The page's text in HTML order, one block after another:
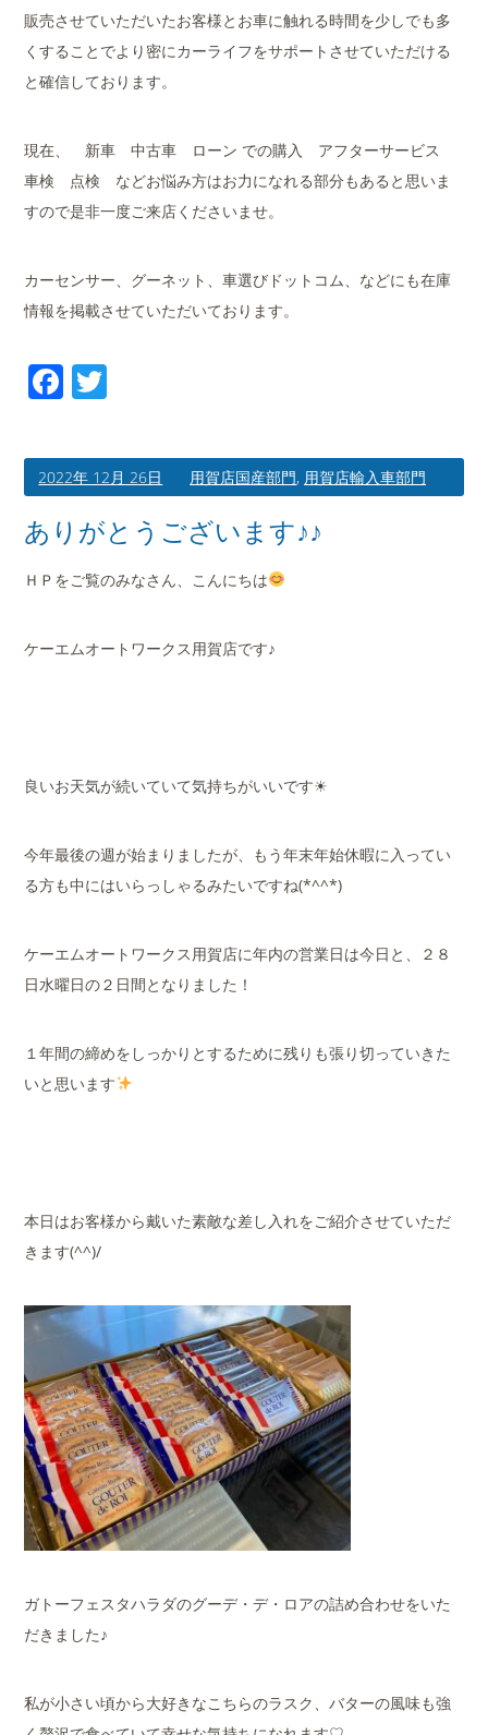
販売させていただいたお客様とお車に触れる時間を少しでも多
くすることでより密にカーライフをサポートさせていただける
と確信しております。
現在、 新車 中古車 ローン での購入 アフターサービス
車検 点検 などお悩み方はお力になれる部分もあると思いま
すので是非一度ご来店くださいませ。
カーセンサー、グーネット、車選びドットコム、などにも在庫
情報を掲載させていただいております。
Facebook
2022年 12月 26日 用賀店国産部門, 用賀店輸入車部門
ありがとうございます♪♪
ＨＰをご覧のみなさん、こんにちは
ケーエムオートワークス用賀店です♪
良いお天気が続いていて気持ちがいいです☀
今年最後の週が始まりましたが、もう年末年始休暇に入ってい
る方も中にはいらっしゃるみたいですね(*^^*)
ケーエムオートワークス用賀店に年内の営業日は今日と、２８
日水曜日の２日間となりました！
１年間の締めをしっかりとするために残りも張り切っていきた
いと思います
本日はお客様から戴いた素敵な差し入れをご紹介させていただ
きます(^^)/
ガトーフェスタハラダのグーデ・デ・ロアの詰め合わせをいた
だきました♪
私が小さい頃から大好きなこちらのラスク、バターの風味も強